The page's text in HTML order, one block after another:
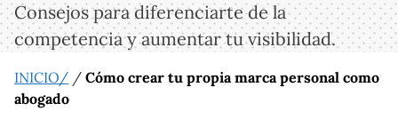
Consejos para diferenciarte de la
competencia y aumentar tu visibilidad.
INICIO/ / Cómo crear tu propia marca personal como
abogado